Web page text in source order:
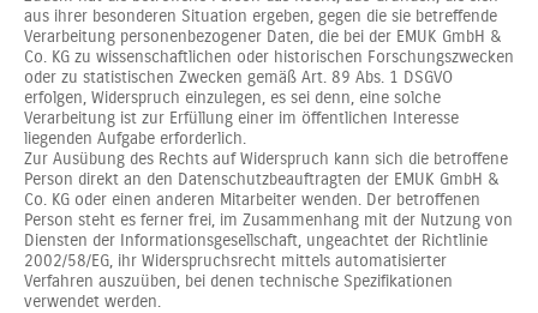
aus ihrer besonderen Situation ergeben, gegen die sie betreffende
Verarbeitung personenbezogener Daten, die bei der EMUK GmbH &
Co. KG zu wissenschaftlichen oder historischen Forschungszwecken
oder zu statistischen Zwecken gemäß Art. 89 Abs. 1 DSGVO
erfolgen, Widerspruch einzulegen, es sei denn, eine solche
Verarbeitung ist zur Erfüllung einer im öffentlichen Interesse
liegenden Aufgabe erforderlich.
Zur Ausübung des Rechts auf Widerspruch kann sich die betroffene
Person direkt an den Datenschutzbeauftragten der EMUK GmbH &
Co. KG oder einen anderen Mitarbeiter wenden. Der betroffenen
Person steht es ferner frei, im Zusammenhang mit der Nutzung von
Diensten der Informationsgesellschaft, ungeachtet der Richtlinie
2002/58/EG, ihr Widerspruchsrecht mittels automatisierter
Verfahren auszuüben, bei denen technische Spezifikationen
verwendet werden.